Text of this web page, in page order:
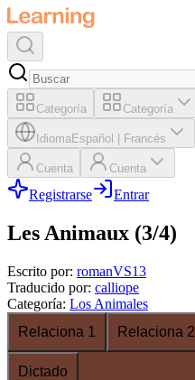
Categoría Categoría
IdiomaEspañol Francés
Cuenta Cuenta
Registrarse Entrar
Les Animaux (3/4)
Escrito por: romanVS13
Traducido por: calliope
Categoría: Los Animales
Relaciona 1
Relaciona 2
Dictado